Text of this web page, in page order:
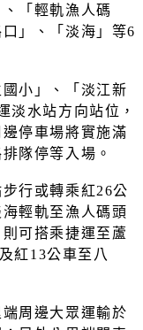
「輕軌漁人碼
」、「淡海」等6
小」、「淡江新
淡水站方向站位，
停車場將實施滿
隊停等入場。
行或轉乘紅26公
輕軌至漁人碼頭
可搭乘捷運至蘆
紅13公車至八
周邊大眾運輸於